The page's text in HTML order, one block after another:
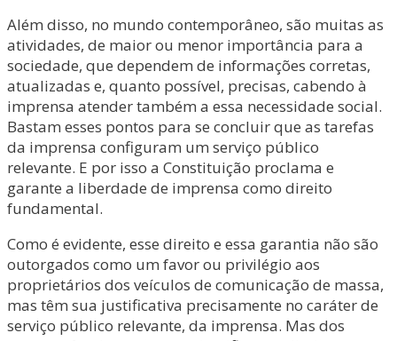
Além disso, no mundo contemporâneo, são muitas as
atividades, de maior ou menor importância para a
sociedade, que dependem de informações corretas,
atualizadas e, quanto possível, precisas, cabendo à
imprensa atender também a essa necessidade social.
Bastam esses pontos para se concluir que as tarefas
da imprensa configuram um serviço público
relevante. E por isso a Constituição proclama e
garante a liberdade de imprensa como direito
fundamental.
Como é evidente, esse direito e essa garantia não são
outorgados como um favor ou privilégio aos
proprietários dos veículos de comunicação de massa,
mas têm sua justificativa precisamente no caráter de
serviço público relevante, da imprensa. Mas dos